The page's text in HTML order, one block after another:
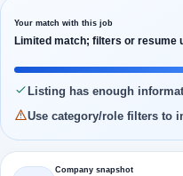
Your match with this job
Limited match; filters or resume
Listing has enough
Use category/role filters to
Company snapshot